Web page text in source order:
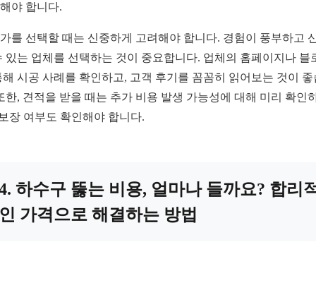
야 합니다.
를 선택할 때는 신중하게 고려해야 합니다. 경험이 풍부하고
있는 업체를 선택하는 것이 중요합니다. 업체의 홈페이지나 블
해 시공 사례를 확인하고, 고객 후기를 꼼꼼히 읽어보는 것이 좋
한, 견적을 받을 때는 추가 비용 발생 가능성에 대해 미리 확인
장 여부도 확인해야 합니다.
하수구 뚫는 비용, 얼마나 들까요? 합리
가격으로 해결하는 방법